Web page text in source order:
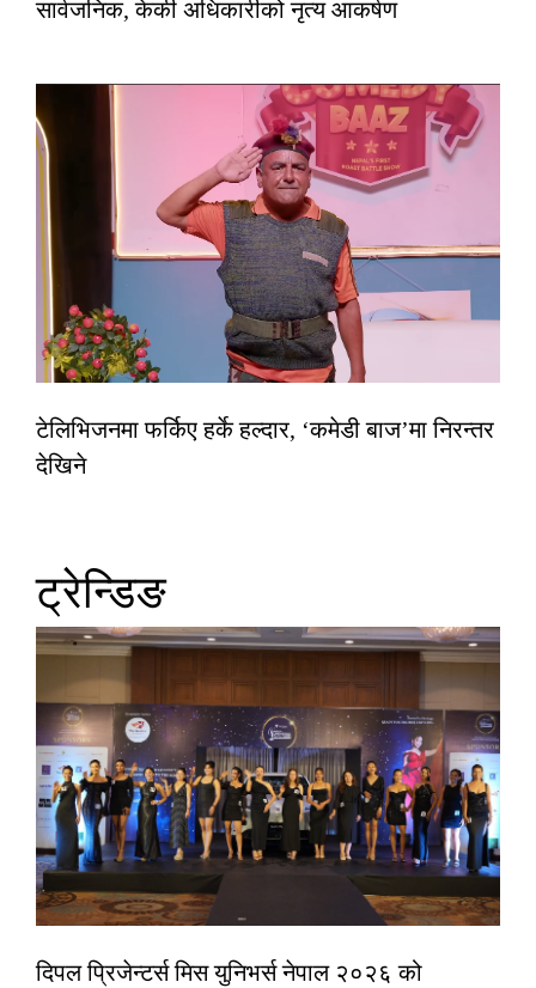
सार्वजनिक, केकी अधिकारीको नृत्य आकर्षण
टेलिभिजनमा फर्किए हर्के हल्दार, ‘कमेडी बाज’मा निरन्तर
देखिने
ट्रेन्डिङ
दिपल प्रिजेन्टर्स मिस युनिभर्स नेपाल २०२६ को